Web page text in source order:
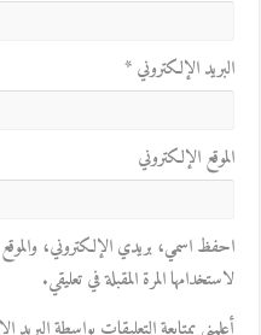
البريد الإلكتروني*
الموقع الإلكتروني
احفظ اسمي، بريدي الإلكتروني،
لاستخدامها المرة المقبلة في تعليقي.